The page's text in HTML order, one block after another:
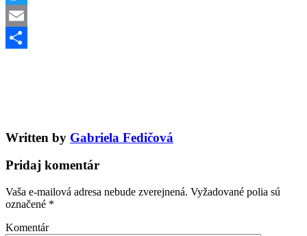
Twitter
Email
Written by Gabriela Fedičová
Pridaj komentár
Vaša e-mailová adresa nebude zverejnená. Vyžadované polia sú
označené *
Komentár